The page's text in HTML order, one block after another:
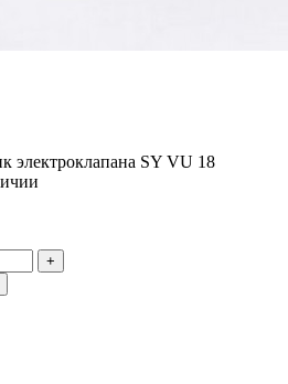
электроклапана SY VU 18
+